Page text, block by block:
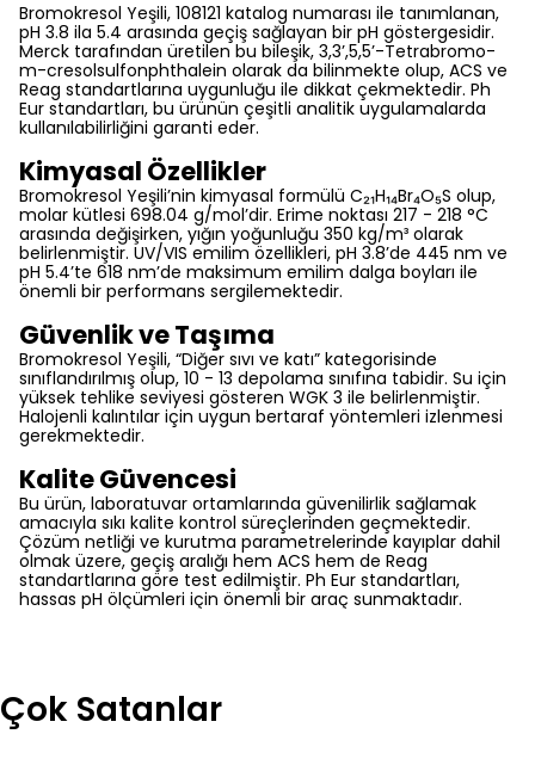
Bromokresol Yeşili, 108121 katalog numarası ile tanımlanan,
pH 3.8 ila 5.4 arasında geçiş sağlayan bir pH göstergesidir.
Merck tarafından üretilen bu bileşik, 3,3’,5,5’-Tetrabromo-
m-cresolsulfonphthalein olarak da bilinmekte olup, ACS ve
Reag standartlarına uygunluğu ile dikkat çekmektedir. Ph
Eur standartları, bu ürünün çeşitli analitik uygulamalarda
kullanılabilirliğini garanti eder.
Kimyasal Özellikler
Bromokresol Yeşili’nin kimyasal formülü C₂₁H₁₄Br₄O₅S olup,
molar kütlesi 698.04 g/mol’dir. Erime noktası 217 - 218 °C
arasında değişirken, yığın yoğunluğu 350 kg/m³ olarak
belirlenmiştir. UV/VIS emilim özellikleri, pH 3.8’de 445 nm ve
pH 5.4’te 618 nm’de maksimum emilim dalga boyları ile
önemli bir performans sergilemektedir.
Güvenlik ve Taşıma
Bromokresol Yeşili, “Diğer sıvı ve katı” kategorisinde
sınıflandırılmış olup, 10 - 13 depolama sınıfına tabidir. Su için
yüksek tehlike seviyesi gösteren WGK 3 ile belirlenmiştir.
Halojenli kalıntılar için uygun bertaraf yöntemleri izlenmesi
gerekmektedir.
Kalite Güvencesi
Bu ürün, laboratuvar ortamlarında güvenilirlik sağlamak
amacıyla sıkı kalite kontrol süreçlerinden geçmektedir.
Çözüm netliği ve kurutma parametrelerinde kayıplar dahil
olmak üzere, geçiş aralığı hem ACS hem de Reag
standartlarına göre test edilmiştir. Ph Eur standartları,
hassas pH ölçümleri için önemli bir araç sunmaktadır.
Çok Satanlar